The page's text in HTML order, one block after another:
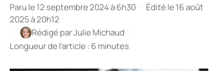
Paru le 12 septembre 2024 à 6h30 · Édité le 16 août
2025 à 20h12
·
Rédigé parJulie Michaud ·
Longueur de l’article : 6 minutes